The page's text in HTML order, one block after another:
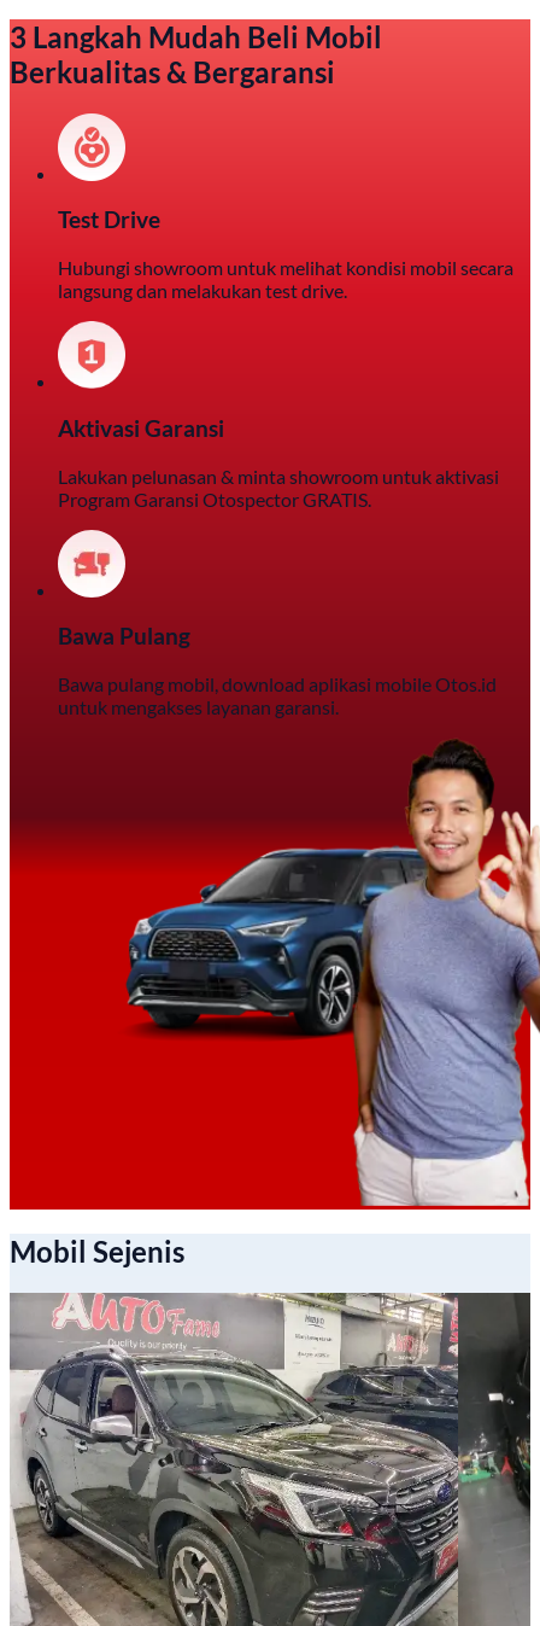
3 Langkah Mudah Beli Mobil
Berkualitas & Bergaransi
Test Drive
Hubungi showroom untuk melihat kondisi mobil secara
langsung dan melakukan test drive.
Aktivasi Garansi
Lakukan pelunasan & minta showroom untuk aktivasi
Program Garansi Otospector GRATIS.
Bawa Pulang
Bawa pulang mobil, download aplikasi mobile Otos.id
untuk mengakses layanan garansi.
Mobil Sejenis